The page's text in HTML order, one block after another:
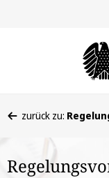
befinden
hier:
zurück zu: